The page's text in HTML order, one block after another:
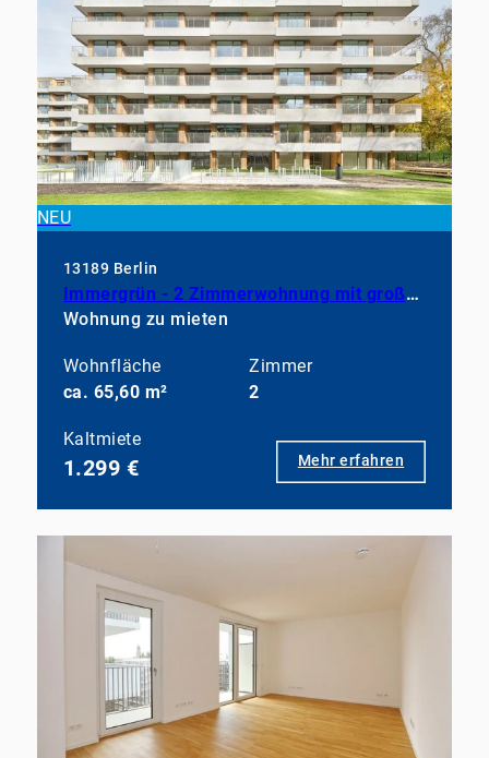
NEU
13189 Berlin
Immergrün - 2 Zimmerwohnung mit großem Balkon, EBK und Duschbad
Wohnung zu mieten
Wohnfläche
ca. 65,60 m²
Zimmer
2
Kaltmiete
1.299 € Mehr erfahren